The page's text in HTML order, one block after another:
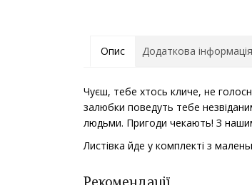
Опис Додаткова інформація
Чуєш, тебе хтось кличе, не
залюбки поведуть тебе
людьми. Пригоди чекають! З
Листівка йде у комплекті з
Рекомендації